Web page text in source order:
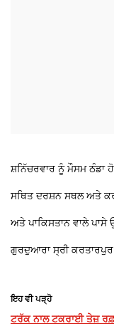
ਸ਼ਨਿੱਚਰਵਾਰ ਨੂੰ ਮੌਸਮ ਠੰਡਾ
ਸਥਿਤ ਦਰਸ਼ਨ ਸਥਲ ਅਤੇ
ਅਤੇ ਪਾਕਿਸਤਾਨ ਵਾਲੇ
ਗੁਰਦੁਆਰਾ ਸ੍ਰੀ
ਇਹ ਵੀ ਪੜ੍ਹੋ
ਟਰੱਕ ਨਾਲ ਟਕਰਾਈ ਤੇਜ਼